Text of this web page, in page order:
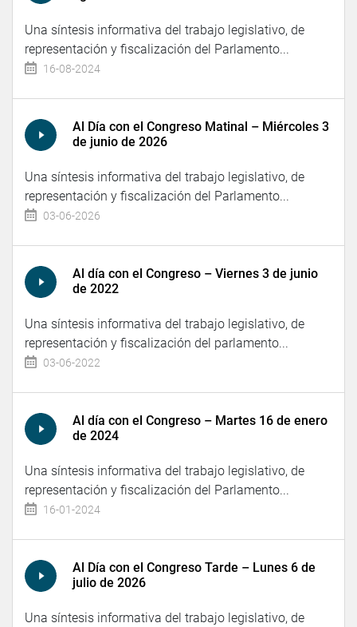
Una síntesis informativa del trabajo legislativo, de
representación y fiscalización del Parlamento...
16-08-2024
Al Día con el Congreso Matinal – Miércoles 3
de junio de 2026
Una síntesis informativa del trabajo legislativo, de
representación y fiscalización del Parlamento...
03-06-2026
Al día con el Congreso – Viernes 3 de junio
de 2022
Una síntesis informativa del trabajo legislativo, de
representación y fiscalización del parlamento...
03-06-2022
Al día con el Congreso – Martes 16 de enero
de 2024
Una síntesis informativa del trabajo legislativo, de
representación y fiscalización del Parlamento...
16-01-2024
Al Día con el Congreso Tarde – Lunes 6 de
julio de 2026
Una síntesis informativa del trabajo legislativo, de